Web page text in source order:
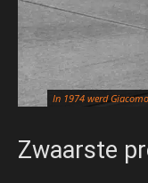
In 1974 werd
Zwaarste